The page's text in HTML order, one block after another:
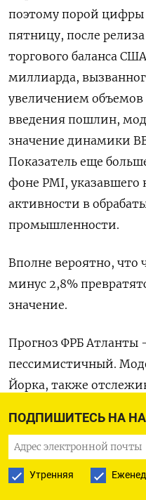
ПОДПИШИТЕСЬ НА
Утренняя
поэтому порой цифры
пятницу, после
торгового баланса
миллиарда,
увеличением
введения пошлин,
значение динамики
Показатель еще
фоне PMI, указавшего
активности в
промышленности.
Вполне вероятно, что
минус 2,8%
значение.
Прогноз ФРБ Атланты
пессимистичный.
Йорка, также
годового роста в
плюс 3,0%, тогда
еженедельный